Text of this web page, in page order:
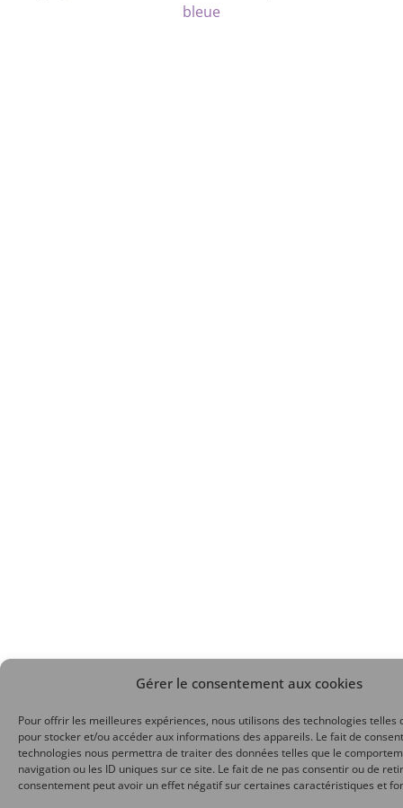
Gérer le consentement aux cookies
Pour offrir les meilleures expériences, nous utilisons des technologies telles
pour stocker et/ou accéder aux informations des appareils. Le fait de
technologies nous permettra de traiter des données telles que le
navigation ou les ID uniques sur ce site. Le fait de ne pas consentir ou de
consentement peut avoir un effet négatif sur certaines caractéristiques et
bleue